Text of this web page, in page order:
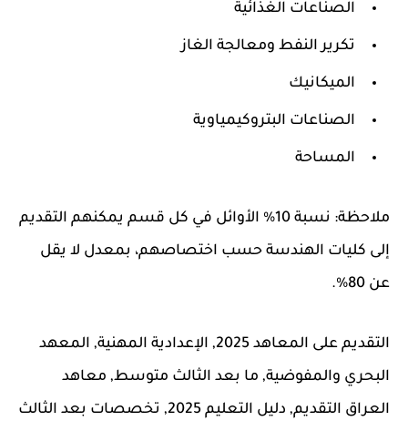
الصناعات الغذائية
تكرير النفط ومعالجة الغاز
الميكانيك
الصناعات البتروكيمياوية
المساحة
ملاحظة:
نسبة 10% الأوائل في كل قسم يمكنهم التقديم
إلى كليات الهندسة حسب اختصاصهم، بمعدل لا يقل
عن 80%.
التقديم على المعاهد 2025, الإعدادية المهنية, المعهد
البحري والمفوضية, ما بعد الثالث متوسط, معاهد
العراق التقديم, دليل التعليم 2025, تخصصات بعد الثالث